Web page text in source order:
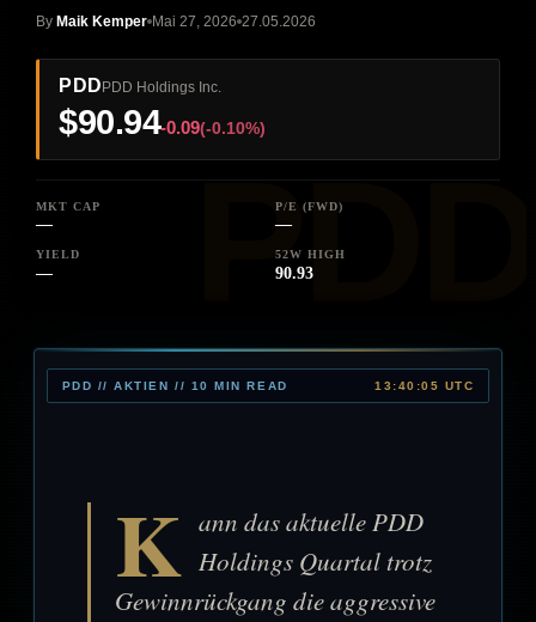
ByMaik Kemper Mai 27, 2026 27.05.2026
PDD PDD Holdings Inc.
$90.94-0.09(-0.10%)
MKT CAP
—
P/E (FWD)
—
YIELD
—
52W HIGH
90.93
PDD // AKTIEN // 10 MIN READ 13:40:05 UTC
K ann das aktuelle PDD
Holdings Quartal trotz
Gewinnrückgang die aggressive